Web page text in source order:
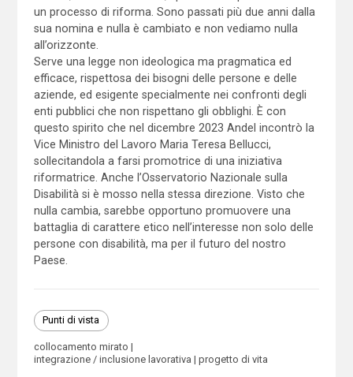
un processo di riforma. Sono passati più due anni dalla
sua nomina e nulla è cambiato e non vediamo nulla
all’orizzonte.
Serve una legge non ideologica ma pragmatica ed
efficace, rispettosa dei bisogni delle persone e delle
aziende, ed esigente specialmente nei confronti degli
enti pubblici che non rispettano gli obblighi. È con
questo spirito che nel dicembre 2023 Andel incontrò la
Vice Ministro del Lavoro Maria Teresa Bellucci,
sollecitandola a farsi promotrice di una iniziativa
riformatrice. Anche l’Osservatorio Nazionale sulla
Disabilità si è mosso nella stessa direzione. Visto che
nulla cambia, sarebbe opportuno promuovere una
battaglia di carattere etico nell’interesse non solo delle
persone con disabilità, ma per il futuro del nostro
Paese.
Punti di vista
collocamento mirato
integrazione / inclusione lavorativa
progetto di vita